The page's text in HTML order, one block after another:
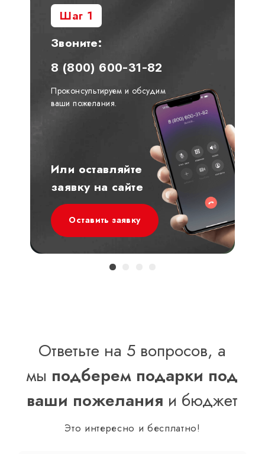
Шаг 1
Звоните:
8 (800) 600-31-82
Проконсультируем и обсудим
ваши пожелания.
Или оставляйте
заявку на сайте
Оставить заявку
Ответьте на 5 вопросов, а
мы подберем подарки под
ваши пожелания и бюджет
Это интересно и бесплатно!